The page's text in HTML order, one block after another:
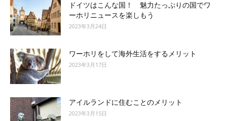
ドイツはこんな国！ 魅力たっぷりの国でワ
ーホリニュースを楽しもう
2023年3月24日
ワーホリをして海外生活をするメリット
2023年3月17日
アイルランドに住むことのメリット
2023年3月15日